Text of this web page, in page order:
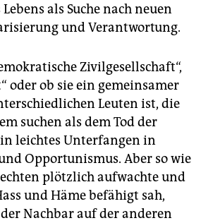
als Suche nach neuen
und Verantwortung.
Zivilgesellschaft“,
oder ob sie ein gemeinsamer
Leuten ist, die
suchen als dem Tod der
leichtes Unterfangen in
Opportunismus. Aber so wie
plötzlich aufwachte und
und Häme befähigt sah,
Nachbar auf der anderen